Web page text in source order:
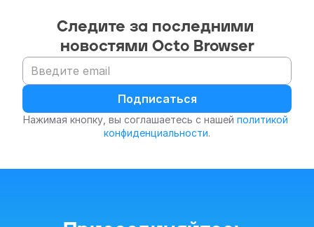
Следите за последними
новостями Octo Browser
Подписаться
Нажимая кнопку, вы соглашаетесь с нашей политикой
конфиденциальности.